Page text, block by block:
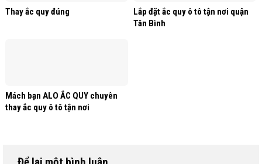
Thay ắc quy đúng
Lắp đặt ắc quy ô tô tận nơi quận
Tân Bình
Mách bạn ALO ẮC QUY chuyên
thay ắc quy ô tô tận nơi